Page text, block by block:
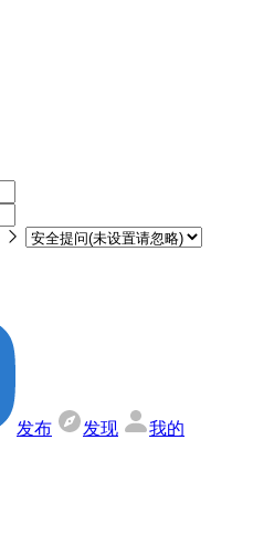
发布 发现 我的